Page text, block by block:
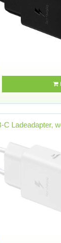
C Ladeadapter,